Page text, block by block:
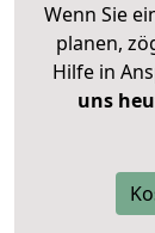
Wenn Sie
planen,
Hilfe in
uns